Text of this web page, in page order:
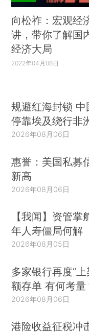
向松祚：宏观经
讲，带你了解国
经济大局
2022年04月06日
规避红海封锁 中
停靠埃及绕行非
2026年08月06日
惠誉：美国私募
新高
2026年08月06日
【我闻】资管掌
年人寿僵局何解
2026年08月05日
多家银行再度“
额存单 有何考量
2026年08月06日
港险收益征税冲